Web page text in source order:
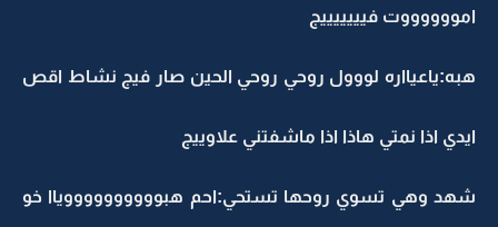
امووووووت فيييييييج
هبه:ياعيااره لووول روحي روحي الحين صار فيج نشاط اقص
ايدي اذا نمتي هاذا اذا ماشفتني علاوييج
شهد وهي تسوي روحها تستحي:احم هبووووووووووياا خو